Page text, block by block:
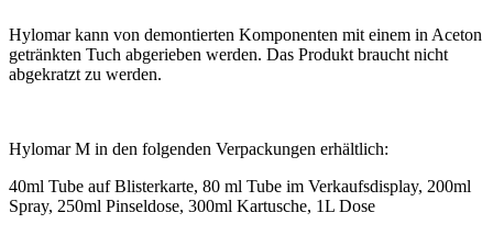
Hylomar kann von demontierten Komponenten mit einem in Aceton
getränkten Tuch abgerieben werden. Das Produkt braucht nicht
abgekratzt zu werden.
Hylomar M in den folgenden Verpackungen erhältlich:
40ml Tube auf Blisterkarte, 80 ml Tube im Verkaufsdisplay, 200ml
Spray, 250ml Pinseldose, 300ml Kartusche, 1L Dose